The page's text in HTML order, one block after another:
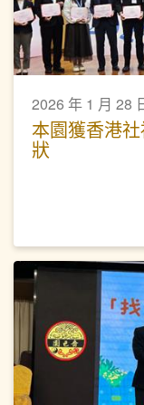
2026 年 1 月 28
本園獲香港
狀